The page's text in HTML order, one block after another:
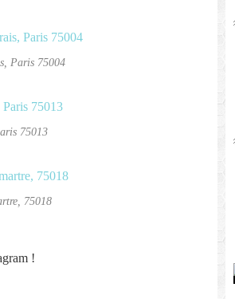
Paris 75004
75013
75018
!